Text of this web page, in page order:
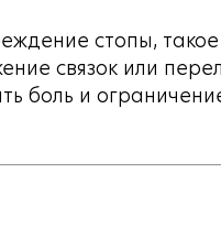
стопы, такое
связок или
боль и